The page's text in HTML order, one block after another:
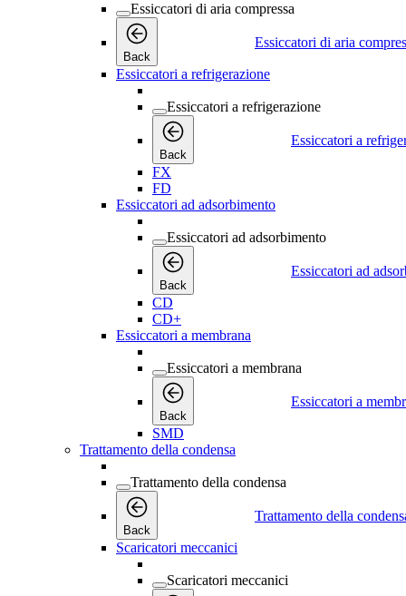
Essiccatori di aria compressa
Back
Essiccatori di aria
Essiccatori a refrigerazione
Essiccatori a refrigerazione
Back
Essiccatori a
FX
FD
Essiccatori ad adsorbimento
Essiccatori ad adsorbimento
Back
Essiccatori ad
CD
CD+
Essiccatori a membrana
Essiccatori a membrana
Back
Essiccatori a
SMD
Trattamento della condensa
Trattamento della condensa
Back
Trattamento della
Scaricatori meccanici
Scaricatori meccanici